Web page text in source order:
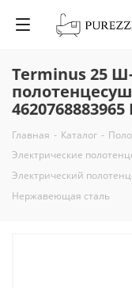
Terminus 25
Главная - Каталог -
Электрические
Электрический
Нержавеющая сталь